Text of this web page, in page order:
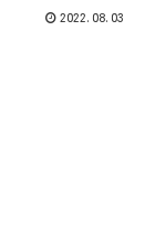
2022.08.03